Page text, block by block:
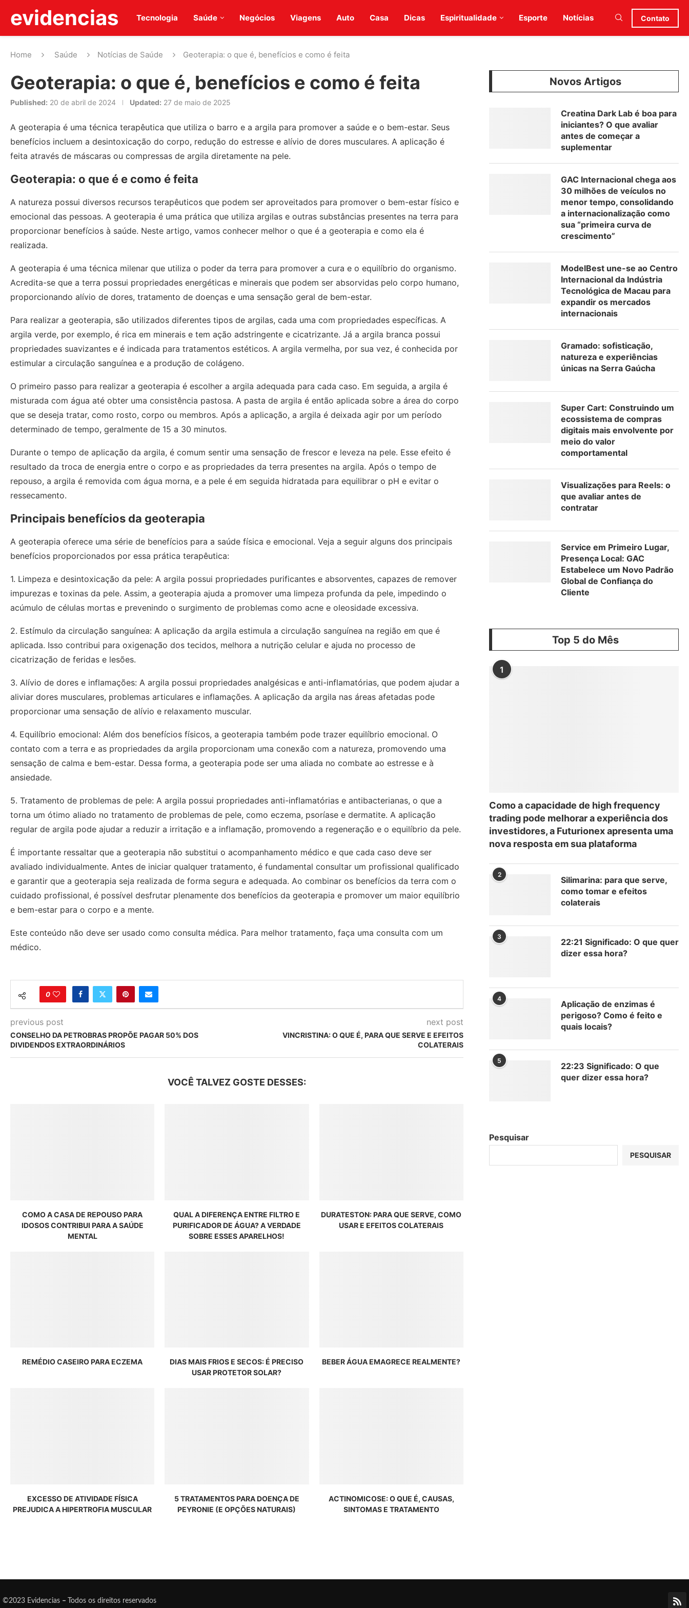
evidencias Tecnologia Saúde Negócios Viagens Auto Casa Dicas Espiritualidade Esporte Notícias Contato
Home Saúde Notícias de Saúde Geoterapia: o que é, benefícios e como é feita
Geoterapia: o que é, benefícios e como é feita
Published: 20 de abril de 2024 Updated: 27 de maio de 2025
A geoterapia é uma técnica terapêutica que utiliza o barro e a argila para promover a saúde e o bem-estar. Seus
benefícios incluem a desintoxicação do corpo, redução do estresse e alívio de dores musculares. A aplicação é
feita através de máscaras ou compressas de argila diretamente na pele.
Geoterapia: o que é e como é feita
A natureza possui diversos recursos terapêuticos que podem ser aproveitados para promover o bem-estar físico e
emocional das pessoas. A geoterapia é uma prática que utiliza argilas e outras substâncias presentes na terra para
proporcionar benefícios à saúde. Neste artigo, vamos conhecer melhor o que é a geoterapia e como ela é
realizada.
A geoterapia é uma técnica milenar que utiliza o poder da terra para promover a cura e o equilíbrio do organismo.
Acredita-se que a terra possui propriedades energéticas e minerais que podem ser absorvidas pelo corpo humano,
proporcionando alívio de dores, tratamento de doenças e uma sensação geral de bem-estar.
Para realizar a geoterapia, são utilizados diferentes tipos de argilas, cada uma com propriedades específicas. A
argila verde, por exemplo, é rica em minerais e tem ação adstringente e cicatrizante. Já a argila branca possui
propriedades suavizantes e é indicada para tratamentos estéticos. A argila vermelha, por sua vez, é conhecida por
estimular a circulação sanguínea e a produção de colágeno.
O primeiro passo para realizar a geoterapia é escolher a argila adequada para cada caso. Em seguida, a argila é
misturada com água até obter uma consistência pastosa. A pasta de argila é então aplicada sobre a área do corpo
que se deseja tratar, como rosto, corpo ou membros. Após a aplicação, a argila é deixada agir por um período
determinado de tempo, geralmente de 15 a 30 minutos.
Durante o tempo de aplicação da argila, é comum sentir uma sensação de frescor e leveza na pele. Esse efeito é
resultado da troca de energia entre o corpo e as propriedades da terra presentes na argila. Após o tempo de
repouso, a argila é removida com água morna, e a pele é em seguida hidratada para equilibrar o pH e evitar o
ressecamento.
Principais benefícios da geoterapia
A geoterapia oferece uma série de benefícios para a saúde física e emocional. Veja a seguir alguns dos principais
benefícios proporcionados por essa prática terapêutica:
1. Limpeza e desintoxicação da pele: A argila possui propriedades purificantes e absorventes, capazes de remover
impurezas e toxinas da pele. Assim, a geoterapia ajuda a promover uma limpeza profunda da pele, impedindo o
acúmulo de células mortas e prevenindo o surgimento de problemas como acne e oleosidade excessiva.
2. Estímulo da circulação sanguínea: A aplicação da argila estimula a circulação sanguínea na região em que é
aplicada. Isso contribui para oxigenação dos tecidos, melhora a nutrição celular e ajuda no processo de
cicatrização de feridas e lesões.
3. Alívio de dores e inflamações: A argila possui propriedades analgésicas e anti-inflamatórias, que podem ajudar a
aliviar dores musculares, problemas articulares e inflamações. A aplicação da argila nas áreas afetadas pode
proporcionar uma sensação de alívio e relaxamento muscular.
4. Equilíbrio emocional: Além dos benefícios físicos, a geoterapia também pode trazer equilíbrio emocional. O
contato com a terra e as propriedades da argila proporcionam uma conexão com a natureza, promovendo uma
sensação de calma e bem-estar. Dessa forma, a geoterapia pode ser uma aliada no combate ao estresse e à
ansiedade.
5. Tratamento de problemas de pele: A argila possui propriedades anti-inflamatórias e antibacterianas, o que a
torna um ótimo aliado no tratamento de problemas de pele, como eczema, psoríase e dermatite. A aplicação
regular de argila pode ajudar a reduzir a irritação e a inflamação, promovendo a regeneração e o equilíbrio da pele.
É importante ressaltar que a geoterapia não substitui o acompanhamento médico e que cada caso deve ser
avaliado individualmente. Antes de iniciar qualquer tratamento, é fundamental consultar um profissional qualificado
e garantir que a geoterapia seja realizada de forma segura e adequada. Ao combinar os benefícios da terra com o
cuidado profissional, é possível desfrutar plenamente dos benefícios da geoterapia e promover um maior equilíbrio
e bem-estar para o corpo e a mente.
Este conteúdo não deve ser usado como consulta médica. Para melhor tratamento, faça uma consulta com um
médico.
0
previous post
CONSELHO DA PETROBRAS PROPÕE PAGAR 50% DOS
DIVIDENDOS EXTRAORDINÁRIOS
next post
VINCRISTINA: O QUE É, PARA QUE SERVE E EFEITOS
COLATERAIS
VOCÊ TALVEZ GOSTE DESSES:
COMO A CASA DE REPOUSO PARA
IDOSOS CONTRIBUI PARA A SAÚDE
MENTAL
QUAL A DIFERENÇA ENTRE FILTRO E
PURIFICADOR DE ÁGUA? A VERDADE
SOBRE ESSES APARELHOS!
DURATESTON: PARA QUE SERVE, COMO
USAR E EFEITOS COLATERAIS
REMÉDIO CASEIRO PARA ECZEMA
DIAS MAIS FRIOS E SECOS: É PRECISO
USAR PROTETOR SOLAR?
BEBER ÁGUA EMAGRECE REALMENTE?
EXCESSO DE ATIVIDADE FÍSICA
PREJUDICA A HIPERTROFIA MUSCULAR
5 TRATAMENTOS PARA DOENÇA DE
PEYRONIE (E OPÇÕES NATURAIS)
ACTINOMICOSE: O QUE É, CAUSAS,
SINTOMAS E TRATAMENTO
Novos Artigos
Creatina Dark Lab é boa para
iniciantes? O que avaliar
antes de começar a
suplementar
GAC Internacional chega aos
30 milhões de veículos no
menor tempo, consolidando
a internacionalização como
sua “primeira curva de
crescimento”
ModelBest une-se ao Centro
Internacional da Indústria
Tecnológica de Macau para
expandir os mercados
internacionais
Gramado: sofisticação,
natureza e experiências
únicas na Serra Gaúcha
Super Cart: Construindo um
ecossistema de compras
digitais mais envolvente por
meio do valor
comportamental
Visualizações para Reels: o
que avaliar antes de
contratar
Service em Primeiro Lugar,
Presença Local: GAC
Estabelece um Novo Padrão
Global de Confiança do
Cliente
Top 5 do Mês
1
Como a capacidade de high frequency
trading pode melhorar a experiência dos
investidores, a Futurionex apresenta uma
nova resposta em sua plataforma
2
Silimarina: para que serve,
como tomar e efeitos
colaterais
3
22:21 Significado: O que quer
dizer essa hora?
4
Aplicação de enzimas é
perigoso? Como é feito e
quais locais?
5
22:23 Significado: O que
quer dizer essa hora?
Pesquisar
PESQUISAR
©2023 Evidencias – Todos os direitos reservados